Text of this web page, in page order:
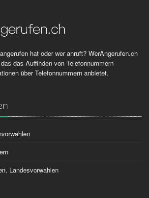
hat oder wer anruft? WerAngerufen.ch
das Auffinden von Telefonnummern
über Telefonnummern anbietet.
Landesvorwahlen